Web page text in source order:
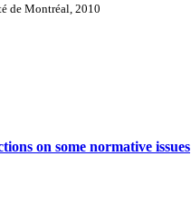
de Montréal, 2010
on some normative issues